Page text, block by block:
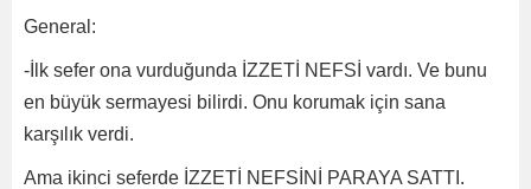
General:
-İlk sefer ona vurduğunda İZZETİ NEFSİ vardı. Ve bunu
en büyük sermayesi bilirdi. Onu korumak için sana
karşılık verdi.
Ama ikinci seferde İZZETİ NEFSİNİ PARAYA SATTI.